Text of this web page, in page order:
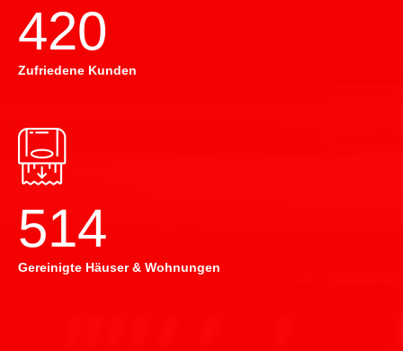
420
Zufriedene Kunden
514
Gereinigte Häuser & Wohnungen